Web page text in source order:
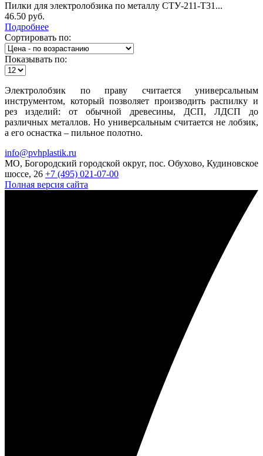
Пилки для электролобзика по металлу СТУ-211-Т31...
46.50 руб.
Подробнее
Сортировать по:
Показывать по:
Электролобзик по праву считается универсальным
инструментом, который позволяет производить распилку и
рез изделий: от обычной древесины, ДСП, ЛДСП до
различных металлов. Но универсальным считается не лобзик,
а его оснастка – пильное полотно.
info@pvhplastik.ru
МО, Богородский городской округ, пос. Обухово, Кудиновское
шоссе, 26 +7 (495) 021-07-00
Полная версия сайта